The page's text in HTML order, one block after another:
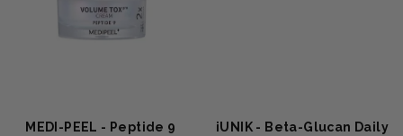
MEDI-PEEL - Peptide 9
iUNIK - Beta-Glucan Daily